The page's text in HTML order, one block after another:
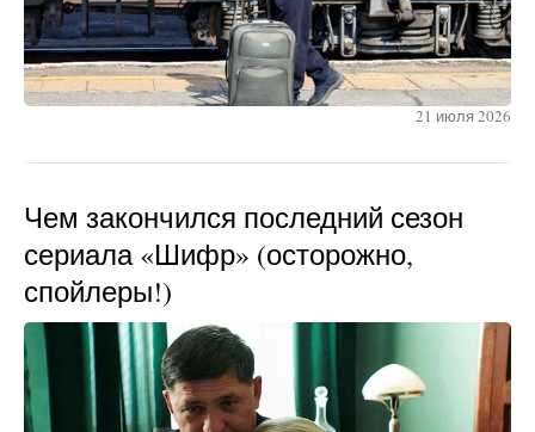
21 июля 2026
Чем закончился последний сезон
сериала «Шифр» (осторожно,
спойлеры!)